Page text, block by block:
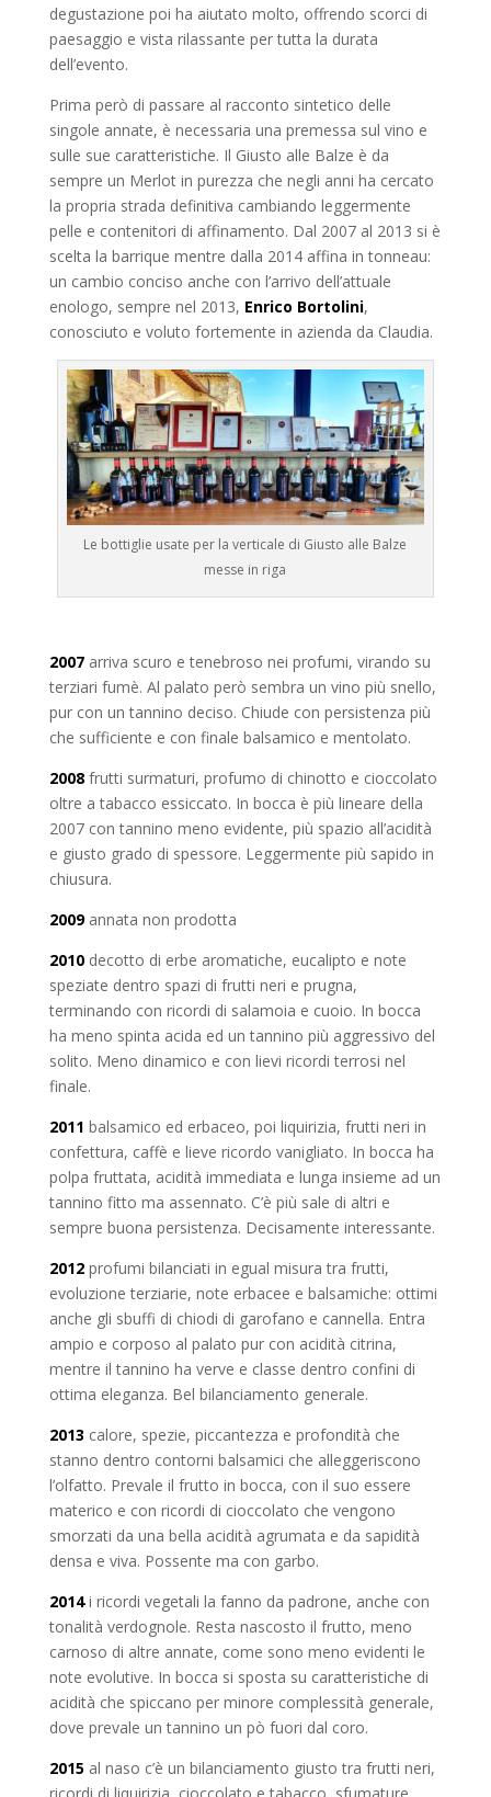
degustazione poi ha aiutato molto, offrendo scorci di
paesaggio e vista rilassante per tutta la durata
dell’evento.
Prima però di passare al racconto sintetico delle
singole annate, è necessaria una premessa sul vino e
sulle sue caratteristiche. Il Giusto alle Balze è da
sempre un Merlot in purezza che negli anni ha cercato
la propria strada definitiva cambiando leggermente
pelle e contenitori di affinamento. Dal 2007 al 2013 si è
scelta la barrique mentre dalla 2014 affina in tonneau:
un cambio conciso anche con l’arrivo dell’attuale
enologo, sempre nel 2013, Enrico Bortolini,
conosciuto e voluto fortemente in azienda da Claudia.
Le bottiglie usate per la verticale di Giusto alle Balze
messe in riga
2007arriva scuro e tenebroso nei profumi, virando su
terziari fumè. Al palato però sembra un vino più snello,
pur con un tannino deciso. Chiude con persistenza più
che sufficiente e con finale balsamico e mentolato.
2008frutti surmaturi, profumo di chinotto e cioccolato
oltre a tabacco essiccato. In bocca è più lineare della
2007 con tannino meno evidente, più spazio all’acidità
e giusto grado di spessore. Leggermente più sapido in
chiusura.
2009annata non prodotta
2010decotto di erbe aromatiche, eucalipto e note
speziate dentro spazi di frutti neri e prugna,
terminando con ricordi di salamoia e cuoio. In bocca
ha meno spinta acida ed un tannino più aggressivo del
solito. Meno dinamico e con lievi ricordi terrosi nel
finale.
2011 balsamico ed erbaceo, poi liquirizia, frutti neri in
confettura, caffè e lieve ricordo vanigliato. In bocca ha
polpa fruttata, acidità immediata e lunga insieme ad un
tannino fitto ma assennato. C’è più sale di altri e
sempre buona persistenza. Decisamente interessante.
2012profumi bilanciati in egual misura tra frutti,
evoluzione terziarie, note erbacee e balsamiche: ottimi
anche gli sbuffi di chiodi di garofano e cannella. Entra
ampio e corposo al palato pur con acidità citrina,
mentre il tannino ha verve e classe dentro confini di
ottima eleganza. Bel bilanciamento generale.
2013 calore, spezie, piccantezza e profondità che
stanno dentro contorni balsamici che alleggeriscono
l’olfatto. Prevale il frutto in bocca, con il suo essere
materico e con ricordi di cioccolato che vengono
smorzati da una bella acidità agrumata e da sapidità
densa e viva. Possente ma con garbo.
2014i ricordi vegetali la fanno da padrone, anche con
tonalità verdognole. Resta nascosto il frutto, meno
carnoso di altre annate, come sono meno evidenti le
note evolutive. In bocca si sposta su caratteristiche di
acidità che spiccano per minore complessità generale,
dove prevale un tannino un pò fuori dal coro.
2015al naso c’è un bilanciamento giusto tra frutti neri,